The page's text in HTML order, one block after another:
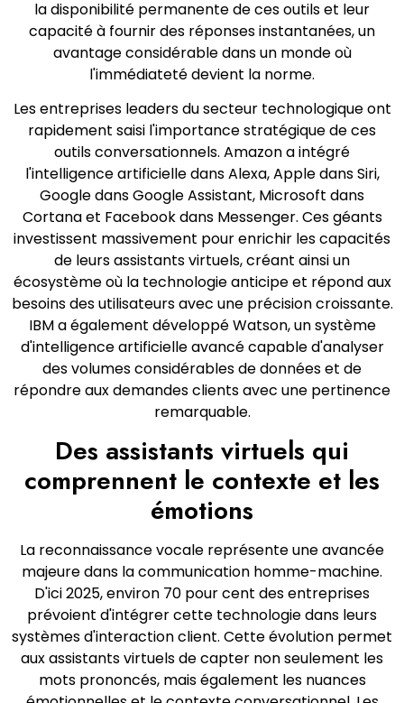
la disponibilité permanente de ces outils et leur
capacité à fournir des réponses instantanées, un
avantage considérable dans un monde où
l'immédiateté devient la norme.
Les entreprises leaders du secteur technologique ont
rapidement saisi l'importance stratégique de ces
outils conversationnels. Amazon a intégré
l'intelligence artificielle dans Alexa, Apple dans Siri,
Google dans Google Assistant, Microsoft dans
Cortana et Facebook dans Messenger. Ces géants
investissent massivement pour enrichir les capacités
de leurs assistants virtuels, créant ainsi un
écosystème où la technologie anticipe et répond aux
besoins des utilisateurs avec une précision croissante.
IBM a également développé Watson, un système
d'intelligence artificielle avancé capable d'analyser
des volumes considérables de données et de
répondre aux demandes clients avec une pertinence
remarquable.
Des assistants virtuels qui
comprennent le contexte et les
émotions
La reconnaissance vocale représente une avancée
majeure dans la communication homme-machine.
D'ici 2025, environ 70 pour cent des entreprises
prévoient d'intégrer cette technologie dans leurs
systèmes d'interaction client. Cette évolution permet
aux assistants virtuels de capter non seulement les
mots prononcés, mais également les nuances